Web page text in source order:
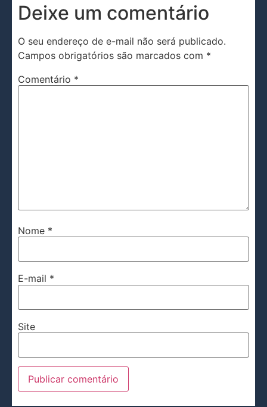
Deixe um comentário
O seu endereço de e-mail não será publicado.
Campos obrigatórios são marcados com *
Comentário *
Nome *
E-mail *
Site